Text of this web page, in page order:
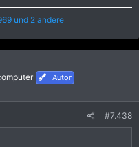
und 2 andere
Autor
#7.438